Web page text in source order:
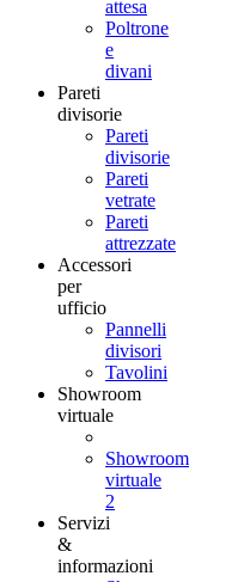
attesa
Poltrone
e
divani
Pareti
divisorie
Pareti
divisorie
Pareti
vetrate
Pareti
attrezzate
Accessori
per
ufficio
Pannelli
divisori
Tavolini
Showroom
virtuale
Showroom
virtuale
2
Servizi
&
informazioni